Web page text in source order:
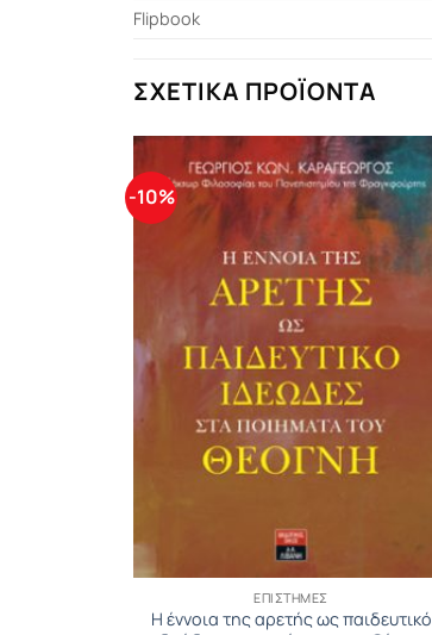
Flipbook
ΣΧΕΤΙΚΆ ΠΡΟΪΌΝΤΑ
-10%
ΕΠΙΣΤΉΜΕΣ
Η έννοια της αρετής ως παιδευτικό